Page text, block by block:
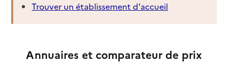
Trouver un établissement d'accueil
Annuaires et comparateur de prix